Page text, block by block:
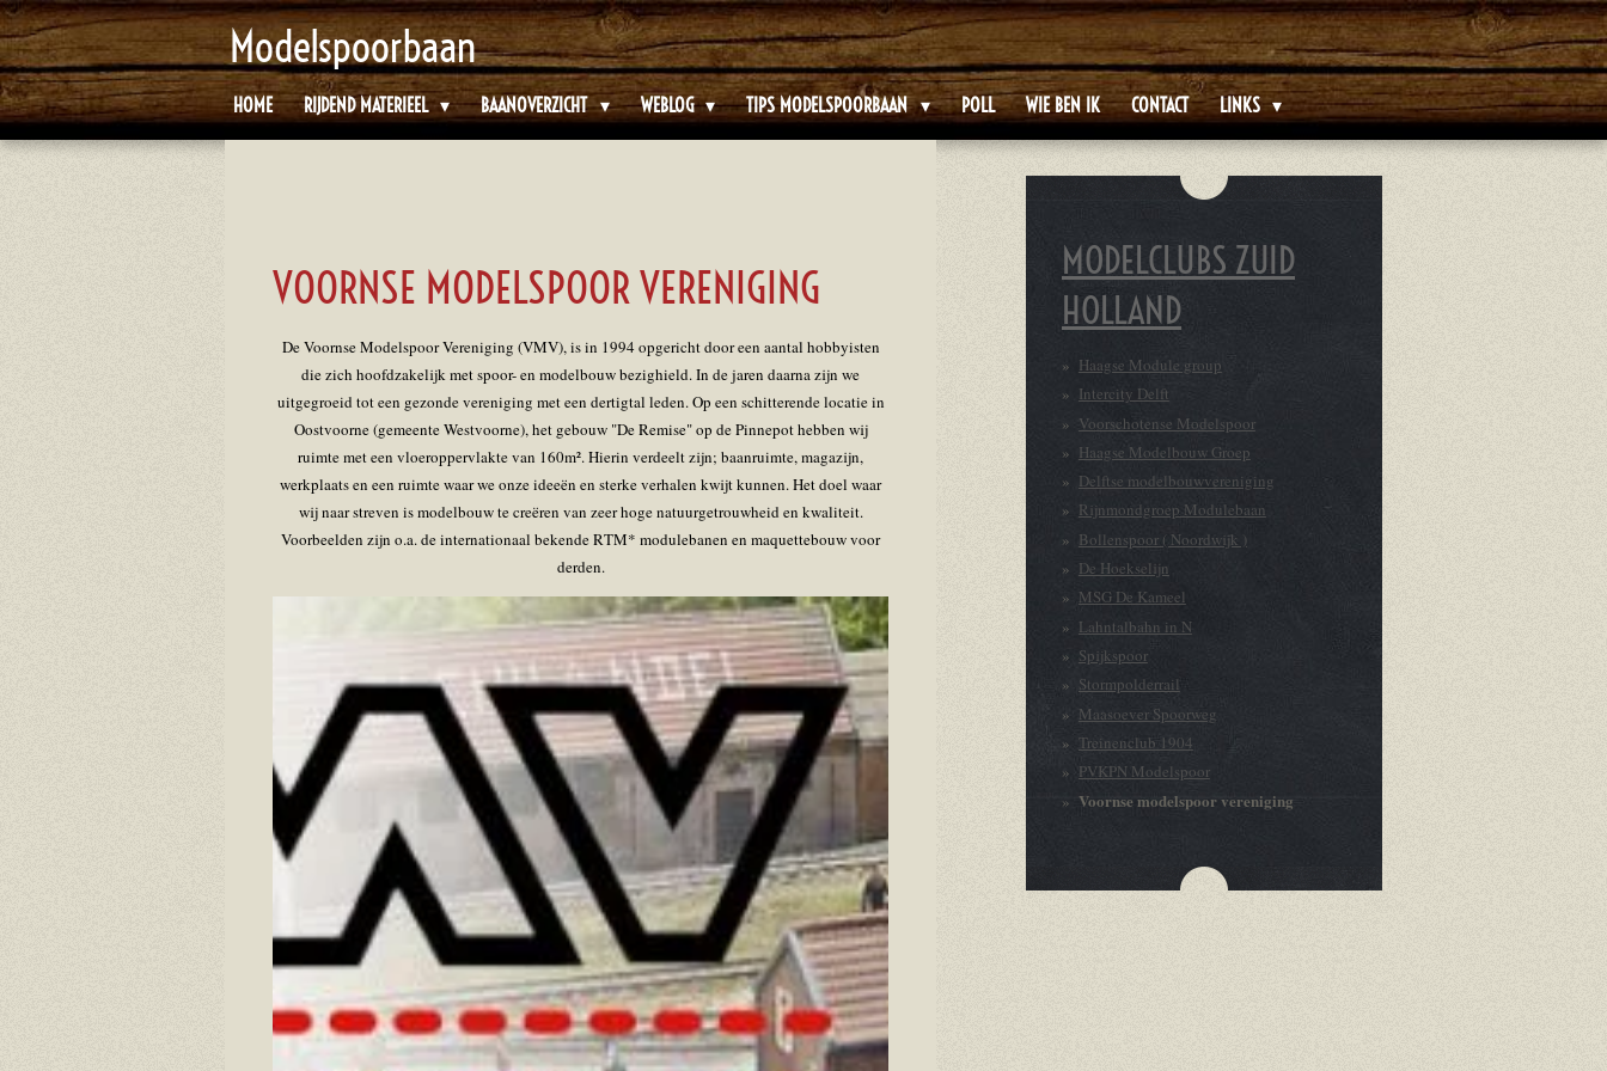
Ga
direct
naar
de
Modelspoorbaan
HOME RIJDEND MATERIEEL BAANOVERZICHT WEBLOG TIPS MODELSPOORBAAN POLL WIE BEN IK CONTACT LINKS
VOORNSE MODELSPOOR VERENIGING
De Voornse Modelspoor Vereniging (VMV), is in 1994 opgericht door een aantal hobbyisten
die zich hoofdzakelijk met spoor- en modelbouw bezighield. In de jaren daarna zijn we
uitgegroeid tot een gezonde vereniging met een dertigtal leden. Op een schitterende locatie in
Oostvoorne (gemeente Westvoorne), het gebouw "De Remise" op de Pinnepot hebben wij
ruimte met een vloeroppervlakte van 160m². Hierin verdeelt zijn; baanruimte, magazijn,
werkplaats en een ruimte waar we onze ideeën en sterke verhalen kwijt kunnen. Het doel waar
wij naar streven is modelbouw te creëren van zeer hoge natuurgetrouwheid en kwaliteit.
Voorbeelden zijn o.a. de internationaal bekende RTM* modulebanen en maquettebouw voor
derden.
MODELCLUBS ZUID
HOLLAND
Haagse Module group
Intercity Delft
Voorschotense Modelspoor
Haagse Modelbouw Groep
Delftse modelbouwvereniging
Rijnmondgroep Modulebaan
Bollenspoor ( Noordwijk )
De Hoekselijn
MSG De Kameel
Lahntalbahn in N
Spijkspoor
Stormpolderrail
Maasoever Spoorweg
Treinenclub 1904
PVKPN Modelspoor
Voornse modelspoor vereniging